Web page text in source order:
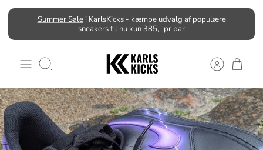
Hop
indhold
Summer Salei KarlsKicks - kæmpe udvalg af populære
sneakers til nu kun 385,- pr par
Søg